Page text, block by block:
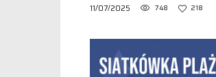
11/07/2025 748 218